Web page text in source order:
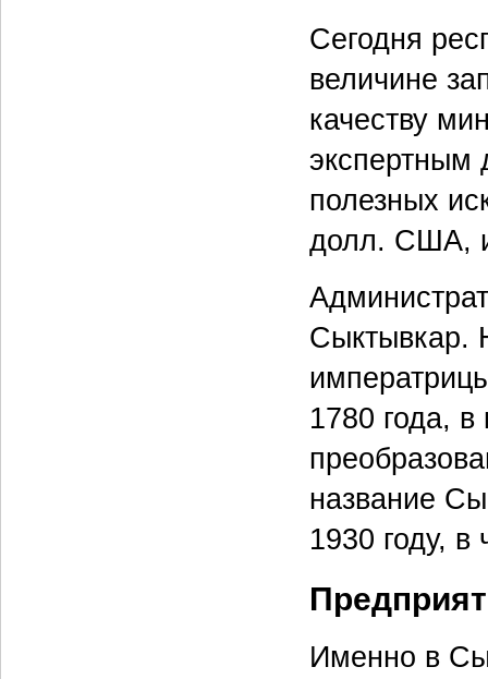
Сегодня
величине
качеству
экспертным
полезных
долл. США,
Сыктывкар.
1780 года,
название
1930 году, в
Именно в